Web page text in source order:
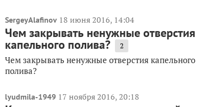
SergeyAlafinov 18 июня 2016, 14:04
Чем закрывать ненужные отверстия
капельного полива? 2
Чем закрывать ненужные отверстия капельного
полива?
lyudmila-1949 17 ноября 2016, 20:18